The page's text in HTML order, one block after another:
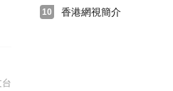
台
10 香港網視簡介